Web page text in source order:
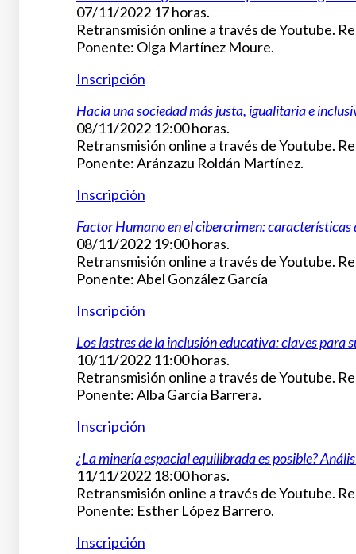
07/11/2022 17 horas.
Retransmisión online a través de Youtube.
Ponente: Olga Martínez Moure.
Inscripción
Hacia una sociedad más justa, igualitaria e
08/11/2022 12:00 horas.
Retransmisión online a través de Youtube.
Ponente: Aránzazu Roldán Martínez.
Inscripción
Factor Humano en el cibercrimen: características
08/11/2022 19:00 horas.
Retransmisión online a través de Youtube.
Ponente: Abel González García
Inscripción
Los lastres de la inclusión educativa: claves para
10/11/2022 11:00 horas.
Retransmisión online a través de Youtube.
Ponente: Alba García Barrera.
Inscripción
¿La minería espacial equilibrada es posible?
11/11/2022 18:00 horas.
Retransmisión online a través de Youtube.
Ponente: Esther López Barrero.
Inscripción